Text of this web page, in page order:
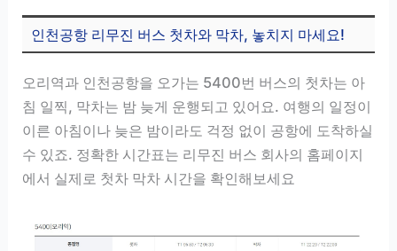
인천공항 리무진 버스 첫차와 막차, 놓치지 마세요!
오리역과 인천공항을 오가는 5400번 버스의 첫차는 아
침 일찍, 막차는 밤 늦게 운행되고 있어요. 여행의 일정이
이른 아침이나 늦은 밤이라도 걱정 없이 공항에 도착하실
수 있죠. 정확한 시간표는 리무진 버스 회사의 홈페이지
에서 실제로 첫차 막차 시간을 확인해보세요